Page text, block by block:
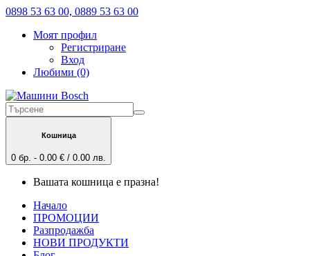
0898 53 63 00, 0889 53 63 00
Моят профил
Регистриране
Вход
Любими (0)
Кошница
0 бр. - 0.00 € / 0.00 лв.
Вашата кошница е празна!
Начало
ПРОМОЦИИ
Разпродажба
НОВИ ПРОДУКТИ